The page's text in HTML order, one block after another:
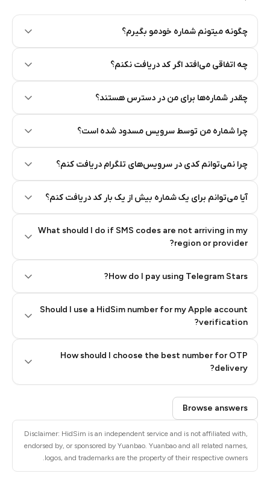
چگونه میتونم شماره خودمو بگیرم؟
چه اتفاقی می‌افتد اگر کد دریافت نکنم؟
چقدر شماره‌ها برای من در دسترس هستند؟
چرا شماره من توسط سرویس مسدود شده است؟
چرا نمی‌توانم کدی در سرویس‌های تلگرام دریافت کنم؟
آیا می‌توانم برای یک شماره بیش از یک بار کد دریافت کنم؟
What should I do if SMS codes are not arriving in my
region or provider?
How do I pay using Telegram Stars?
Step 2: Buy Stars in Telegram
Step 3: Pay our bot with Stars
Should I use a HidSim number for my Apple account
verification?
How should I choose the best number for OTP
delivery?
Quality High To Low
Price High To
Browse answers
Disclaimer: HidSim is an independent service and is not affiliated with,
endorsed by, or sponsored by Yuanbao. Yuanbao and all related names,
logos, and trademarks are the property of their respective owners.